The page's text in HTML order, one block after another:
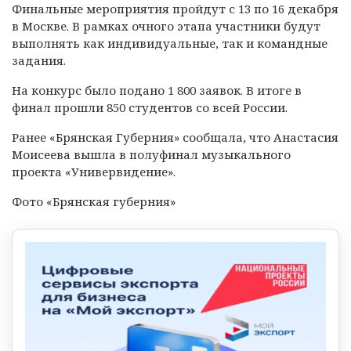
Финальные мероприятия пройдут с 13 по 16 декабря
в Москве. В рамках очного этапа участники будут
выполнять как индивидуальные, так и командные
задания.
На конкурс было подано 1 800 заявок. В итоге в
финал прошли 850 студентов со всей России.
Ранее «Брянская Губерния» сообщала, что Анастасия
Моисеева вышла в полуфинал музыкального
проекта «Универвидение».
Фото «Брянская губерния»